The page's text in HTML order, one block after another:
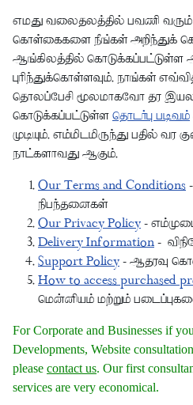
எமது வலைதலத்தில் பவணி வரும்
கொள்கைகளை நீங்கள் அறிந்துக்
ஆங்கிலத்தில்
புரிந்துக்கொள்ளவும். நாங்கள்
தொலப்பேசி மூலமாகவோ தர
கொடுக்கப்பட்டுள்ள தொடர்பு படிவம்
முடியும். எம்மிடமிருந்து பதில்
நாட்களாவது ஆகும்.
Our Terms and Conditions
நிபந்தனைகள்
Our Privacy Policy -
Delivery Information -
Support Policy - ஆதரவு
How to access purchased
மென்னியம் மற்றும்
For Corporate and Businesses if
Developments, Website
please contact us. Our first
services are very economical.